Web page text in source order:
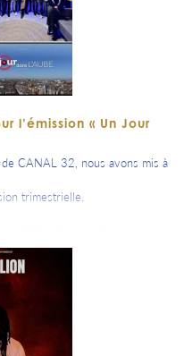
l’émission « Un Jour
CANAL 32, nous avons mis à
trimestrielle.
de l'Aube et ancien
Claudel de la Ville de
les interviews et les
inspirantes qui font rayonner